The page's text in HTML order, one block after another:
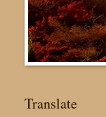
Translate